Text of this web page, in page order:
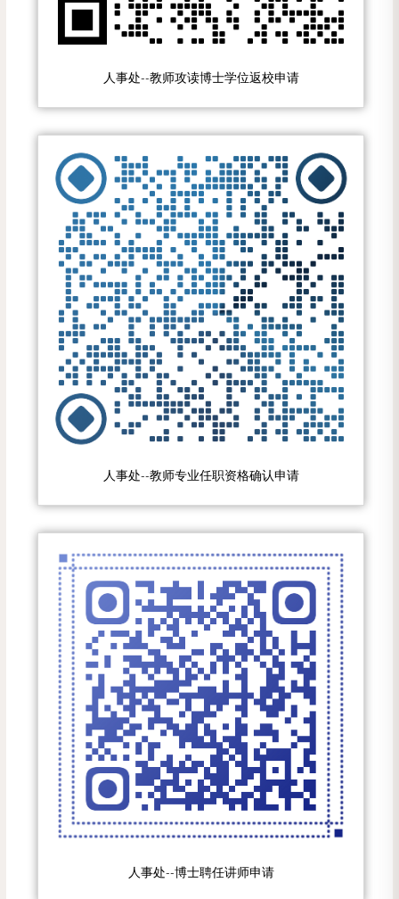
人事处--教师攻读博士学位返校申请
人事处--教师专业任职资格确认申请
人事处--博士聘任讲师申请